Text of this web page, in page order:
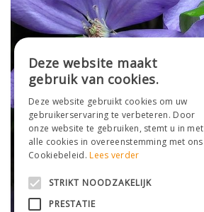
Deze website maakt
gebruik van cookies.
Deze website gebruikt cookies om uw
gebruikerservaring te verbeteren. Door
onze website te gebruiken, stemt u in met
alle cookies in overeenstemming met ons
Cookiebeleid.Lees verder
STRIKT NOODZAKELIJK
PRESTATIE